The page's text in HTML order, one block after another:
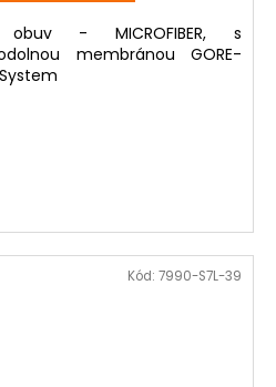
- MICROFIBER, s
membránou GORE-
Kód: 7990-S7L-39